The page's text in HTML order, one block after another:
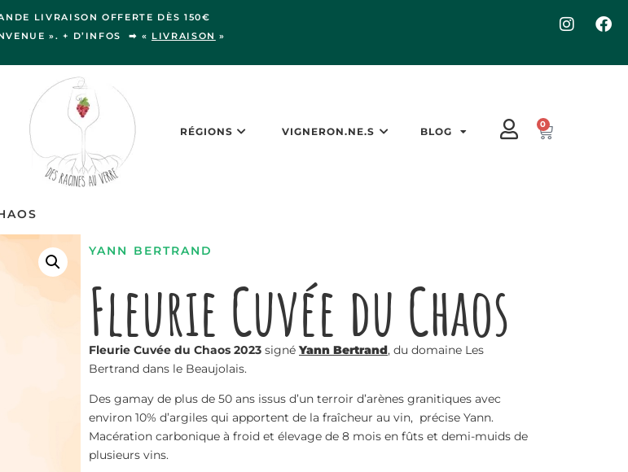
LIVRAISON OFFERTE DÈS 150€
». + D’INFOS ➡ « LIVRAISON »
RÉGIONS VIGNERON.NE.S BLOG
0
YANN BERTRAND
Fleurie Cuvée du Chaos
Fleurie Cuvée du Chaos 2023 signéYann Bertrand, du domaine Les
Bertrand dans le Beaujolais.
Des gamay de plus de 50 ans issus d’un terroir d’arènes granitiques avec
environ 10% d’argiles qui apportent de la fraîcheur au vin, précise Yann.
Macération carbonique à froid et élevage de 8 mois en fûts et demi-muids de
plusieurs vins.